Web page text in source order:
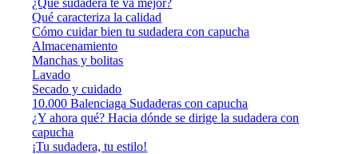
Qué caracteriza la calidad
Cómo cuidar bien tu sudadera con capucha
Almacenamiento
Manchas y bolitas
Lavado
Secado y cuidado
10.000 Balenciaga Sudaderas con capucha
¿Y ahora qué? Hacia dónde se dirige la sudadera con
capucha
¡Tu sudadera, tu estilo!